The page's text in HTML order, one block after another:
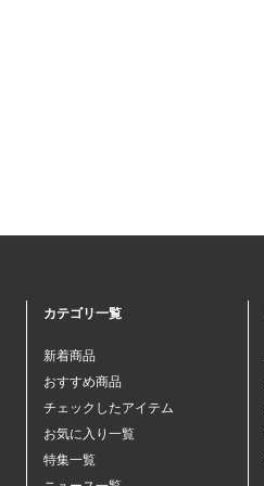
カテゴリ一覧
新着商品
おすすめ商品
チェックしたアイテム
お気に入り一覧
特集一覧